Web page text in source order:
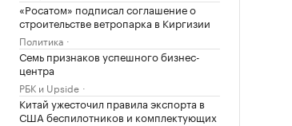
«Росатом» подписал соглашение о
строительстве ветропарка в Киргизии
Политика
Семь признаков успешного бизнес-
центра
РБК и Upside
Китай ужесточил правила экспорта в
США беспилотников и комплектующих